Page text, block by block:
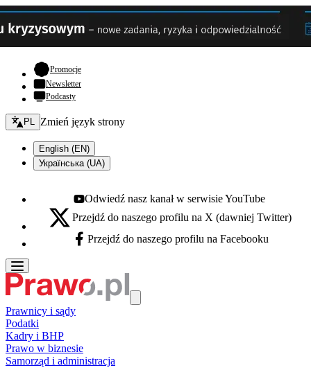
Promocje- otwiera się w nowej karcie
Newsletter
Podcasty
Zmień język - bieżący:
PL Zmień język strony
English (EN)
Українська (UA)
Youtube - otwiera się w nowej karcie
Odwiedź nasz kanał w serwisie YouTube
X - otwiera się w nowej karcie
Przejdź do naszego profilu na X (dawniej Twitter)
Facebook - otwiera się w nowej karcie
Przejdź do naszego profilu na Facebooku
Prawnicy i sądy
Podatki
Kadry i BHP
Prawo w biznesie
Samorząd i administracja